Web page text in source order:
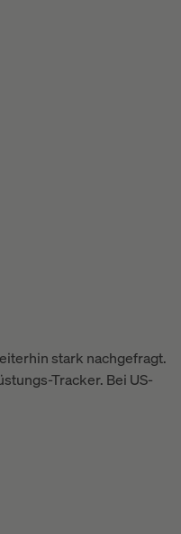
stark nachgefragt.
Tracker. Bei US-